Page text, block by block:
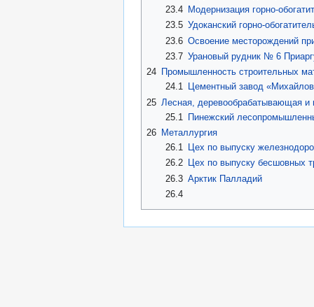
23.4
Модернизация горно-
23.5 Удоканский горно-
23.6 Освоение месторождений
23.7 Урановый рудник № 6
24 Промышленность строительных
24.1
Цементный завод
25 Лесная, деревообрабатывающая
25.1
Пинежский
26 Металлургия
26.1
Цех по выпуску
26.2
Цех по выпуску бесшовных
26.3 Арктик Палладий
26.4